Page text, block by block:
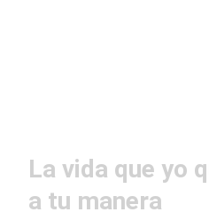
La vida que yo
a tu manera